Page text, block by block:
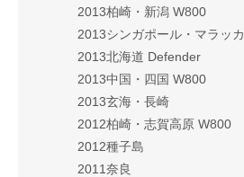
2013柏崎・新潟 W800
2013シンガポール・マラッカ
2013北海道 Defender
2013中国・四国 W800
2013玄海・長崎
2012柏崎・志賀高原 W800
2012種子島
2011奈良